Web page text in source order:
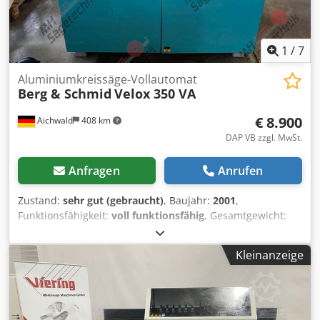
1 /7
Aichwald 408 km
Aluminiumkreissäge-Vollautomat
Berg & Schmid Velox 350 VA
€ 8.900
DAP VB zzgl. MwSt.
Anfragen Anrufen
Zustand: sehr gut (gebraucht), Baujahr: 2001,
Funktionsfähigkeit: voll funktionsfähig, Gesamtgewicht:
, Präzisions-Aluminium-Kreissägemaschine VELOX
350 VA-MPS Hydropneumatik-Vollautomat Für Sägeblätter
bis 350 mm Ø, Gehrung li. + re. 45° und Schrägschnitte bis
45° li. Dkjdpfx Aozpxh Nsh Dor Schneidbereich: - 90°
120mm rund, 105mm vierkant, 200x80mm flach - 45°L
65mm rund, 60mm vierkant, 180x50mm flach - 45°R115mm
Kleinanzeige